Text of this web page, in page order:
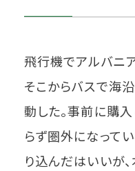
飛行機でアルバニ
そこからバスで海
動した。事前に購
らず圏外になって
り込んだはいいが